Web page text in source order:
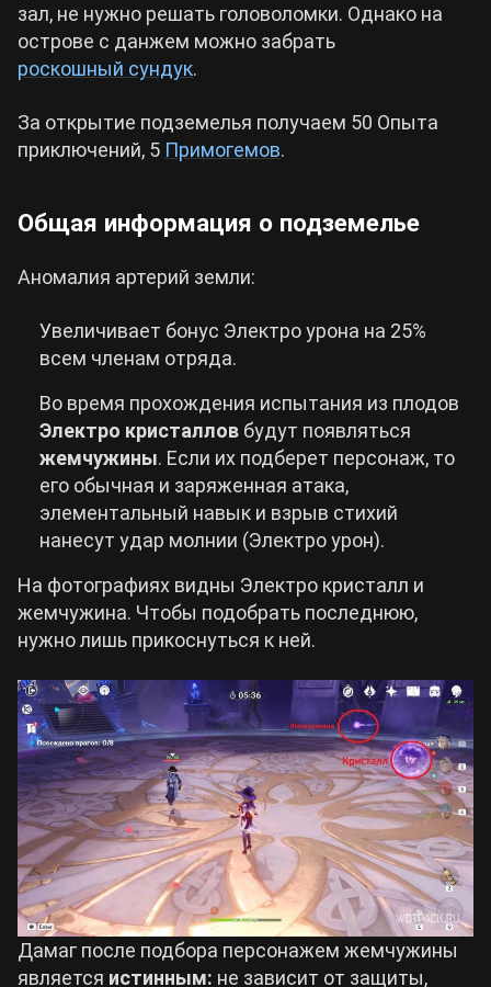
зал, не нужно решать головоломки. Однако на
острове с данжем можно забрать
роскошный сундук.
За открытие подземелья получаем 50 Опыта
приключений, 5 Примогемов.
Общая информация о подземелье
Аномалия артерий земли:
Увеличивает бонус Электро урона на 25%
всем членам отряда.
Во время прохождения испытания из плодов
Электро кристаллов будут появляться
жемчужины. Если их подберет персонаж, то
его обычная и заряженная атака,
элементальный навык и взрыв стихий
нанесут удар молнии (Электро урон).
На фотографиях видны Электро кристалл и
жемчужина. Чтобы подобрать последнюю,
нужно лишь прикоснуться к ней.
Дамаг после подбора персонажем жемчужины
является истинным: не зависит от защиты,